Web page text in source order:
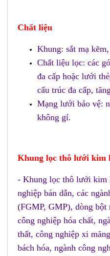
Chất liệu
Khung: sắt mạ
Chất liệu lọc: các
đa cấp hoặc lưới
cấu trúc đa cấp,
Mạng lưới bảo vệ:
không gỉ.
Khung lọc thô lưới kim
- Khung lọc thô lưới kim
nghiệp bán dẫn, các
(FGMP, GMP), dòng bột
công nghiệp hóa chất,
thất, công nghiệp xi
bách hóa, ngành công